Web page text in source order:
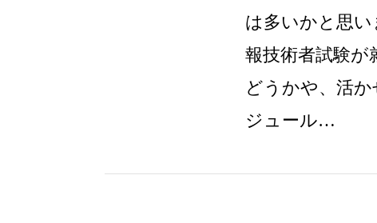
は多いかと思
報技術者試験が
どうかや、活
ジュール…